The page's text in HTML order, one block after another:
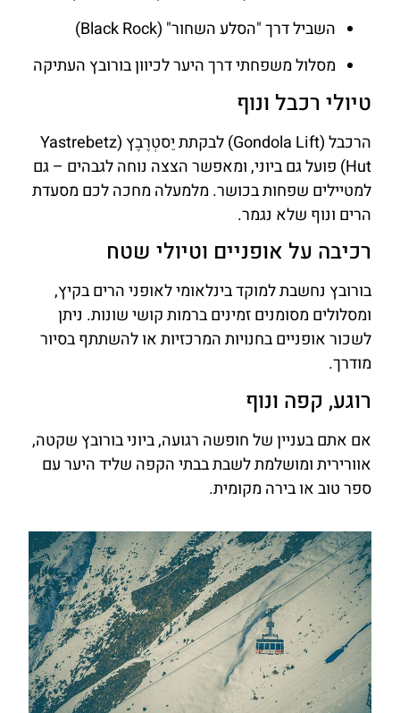
השביל דרך "הסלע השחור" (Black Rock)
מסלול משפחתי דרך היער לכיוון בורובץ העתיקה
טיולי רכבל ונוף
הרכבל (Gondola Lift) לבקתת יַסטְרֶבֶץ (Yastrebetz
Hut) פועל גם ביוני, ומאפשר הצצה נוחה לגבהים – גם
למטיילים שפחות בכושר. מלמעלה מחכה לכם מסעדת
הרים ונוף שלא נגמר.
רכיבה על אופניים וטיולי שטח
בורובץ נחשבת למוקד בינלאומי לאופני הרים בקיץ,
ומסלולים מסומנים זמינים ברמות קושי שונות. ניתן
לשכור אופניים בחנויות המרכזיות או להשתתף בסיור
מודרך.
רוגע, קפה ונוף
אם אתם בעניין של חופשה רגועה, ביוני בורובץ שקטה,
אוורירית ומושלמת לשבת בבתי הקפה שליד היער עם
ספר טוב או בירה מקומית.